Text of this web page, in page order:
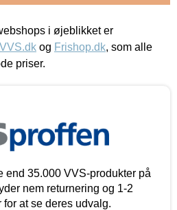
i øjeblikket er
VVS.dk og Frishop.dk, som alle
priser.
end 35.000 VVS-produkter på
nem returnering og 1-2
at se deres udvalg.